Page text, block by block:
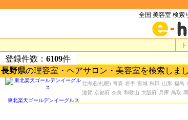
全国 美容室 検索
登録件数： 6109件
長野県の理容室・ヘアサロン・美容室を検索しまし
北海道(札幌) 青森 岩手 宮城 秋田 山形 福島
滋賀 京都府 奈良 和歌山 大阪府 兵庫 鳥取
東北楽天ゴールデンイーグルス